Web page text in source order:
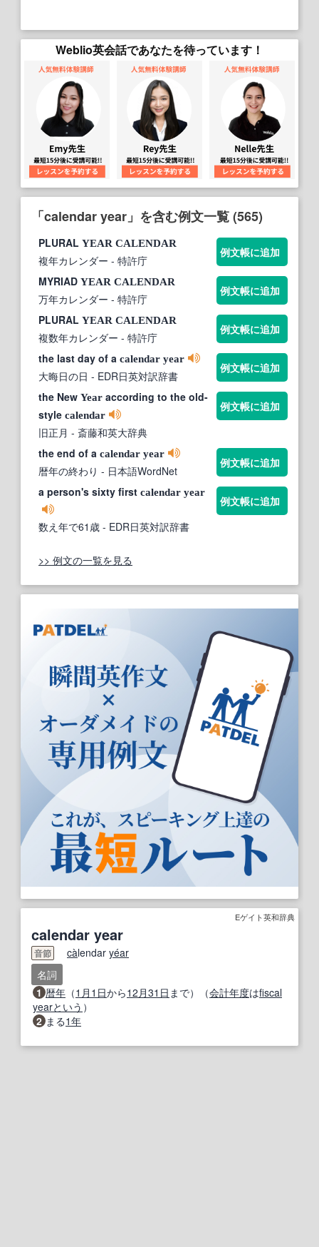
Weblio英会話であなたを待っています！
「calendar year」を含む例文一覧 (565)
PLURAL YEAR CALENDAR
複年カレンダー - 特許庁
例文帳に追加
MYRIAD YEAR CALENDAR
万年カレンダー - 特許庁
例文帳に追加
PLURAL YEAR CALENDAR
複数年カレンダー - 特許庁
例文帳に追加
the last day of a calendar year
大晦日の日 - EDR日英対訳辞書
例文帳に追加
the New Year according to the old-
style calendar
旧正月 - 斎藤和英大辞典
例文帳に追加
the end of a calendar year
暦年の終わり - 日本語WordNet
例文帳に追加
a person's sixty first calendar year
数え年で61歳 - EDR日英対訳辞書
例文帳に追加
>> 例文の一覧を見る
Eゲイト英和辞典
calendar year
音節 càlendar year
名詞
1 暦年 （1月1日から12月31日 まで）（会計年度はfiscal
yearという ）
2 まる1年